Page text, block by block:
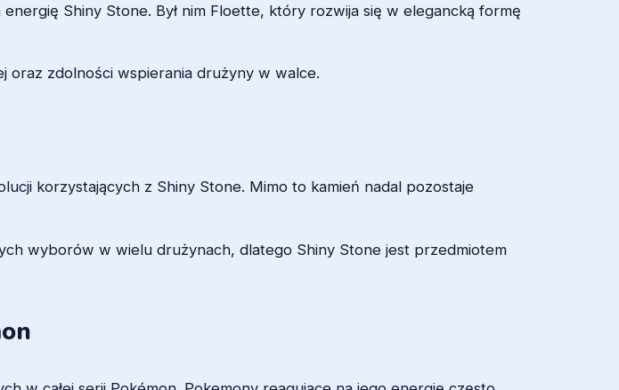
Shiny Stone. Był nim Floette, który rozwija się w elegancką formę
oraz zdolności wspierania drużyny w walce.
korzystających z Shiny Stone. Mimo to kamień nadal pozostaje
wyborów w wielu drużynach, dlatego Shiny Stone jest przedmiotem